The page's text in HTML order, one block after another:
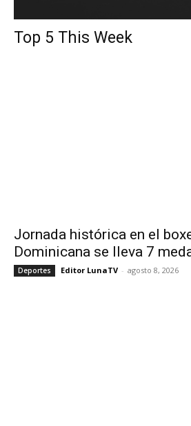
Top 5 This Week
Jornada histórica en el
Dominicana se lleva 7
Deportes Editor LunaTV - agosto 8, 2026